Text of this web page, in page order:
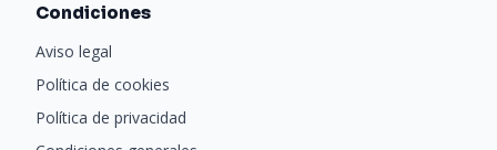
Condiciones
Aviso legal
Política de cookies
Política de privacidad